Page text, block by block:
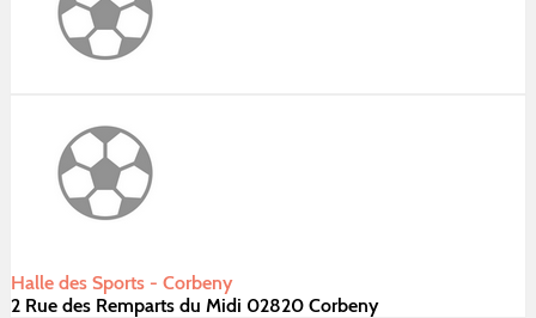
Halle des Sports - Corbeny
2 Rue des Remparts du Midi 02820 Corbeny